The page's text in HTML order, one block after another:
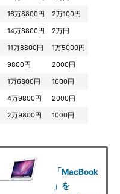
16万8800円
2万100円
14万8800円
2万円
11万8800円
1万5000円
9800円
2000円
1万6800円
1600円
4万9800円
2000円
2万9800円 1000円
「MacBook
」を